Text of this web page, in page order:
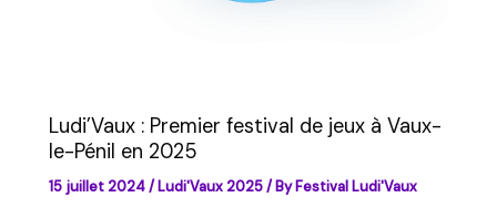
Ludi’Vaux : Premier festival de jeux à Vaux-
le-Pénil en 2025
15 juillet 2024/Ludi'Vaux 2025/ ByFestival Ludi'Vaux